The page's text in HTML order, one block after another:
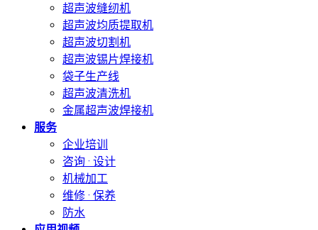
超声波缝纫机
超声波均质提取机
超声波切割机
超声波锡片焊接机
袋子生产线
超声波清洗机
金属超声波焊接机
服务
企业培训
咨询 · 设计
机械加工
维修 · 保养
防水